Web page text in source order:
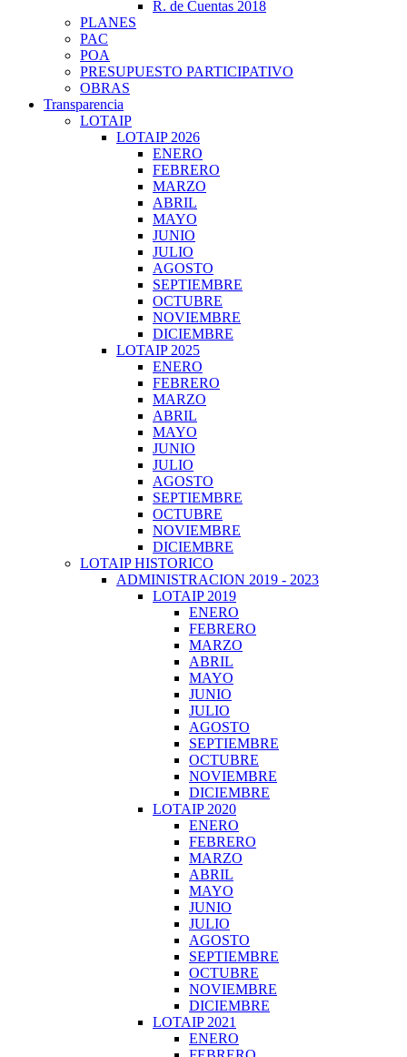
R. de Cuentas 2018
PLANES
PAC
POA
PRESUPUESTO PARTICIPATIVO
OBRAS
Transparencia
LOTAIP
LOTAIP 2026
ENERO
FEBRERO
MARZO
ABRIL
MAYO
JUNIO
JULIO
AGOSTO
SEPTIEMBRE
OCTUBRE
NOVIEMBRE
DICIEMBRE
LOTAIP 2025
ENERO
FEBRERO
MARZO
ABRIL
MAYO
JUNIO
JULIO
AGOSTO
SEPTIEMBRE
OCTUBRE
NOVIEMBRE
DICIEMBRE
LOTAIP HISTORICO
ADMINISTRACION 2019 - 2023
LOTAIP 2019
ENERO
FEBRERO
MARZO
ABRIL
MAYO
JUNIO
JULIO
AGOSTO
SEPTIEMBRE
OCTUBRE
NOVIEMBRE
DICIEMBRE
LOTAIP 2020
ENERO
FEBRERO
MARZO
ABRIL
MAYO
JUNIO
JULIO
AGOSTO
SEPTIEMBRE
OCTUBRE
NOVIEMBRE
DICIEMBRE
LOTAIP 2021
ENERO